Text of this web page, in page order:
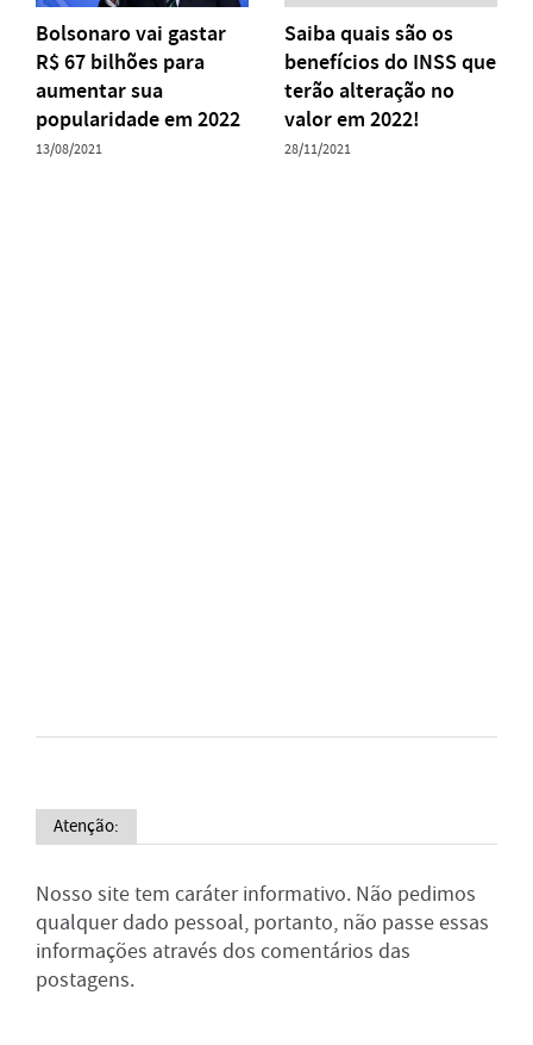
Bolsonaro vai gastar
R$ 67 bilhões para
aumentar sua
popularidade em 2022
13/08/2021
Saiba quais são os
benefícios do INSS que
terão alteração no
valor em 2022!
28/11/2021
Atenção:
Nosso site tem caráter informativo. Não pedimos
qualquer dado pessoal, portanto, não passe essas
informações através dos comentários das
postagens.